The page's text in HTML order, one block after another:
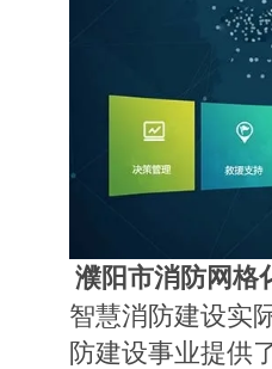
濮阳市消防网格
智慧消防建设实
防建设事业提供